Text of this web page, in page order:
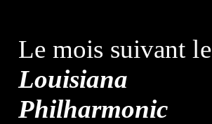
Le mois suivant le
Louisiana
Philharmonic